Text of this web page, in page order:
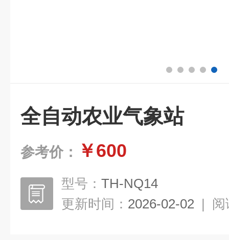
全自动农业气象站
参考价： ￥600
型号： TH-NQ14
更新时间： 2026-02-02 | 阅